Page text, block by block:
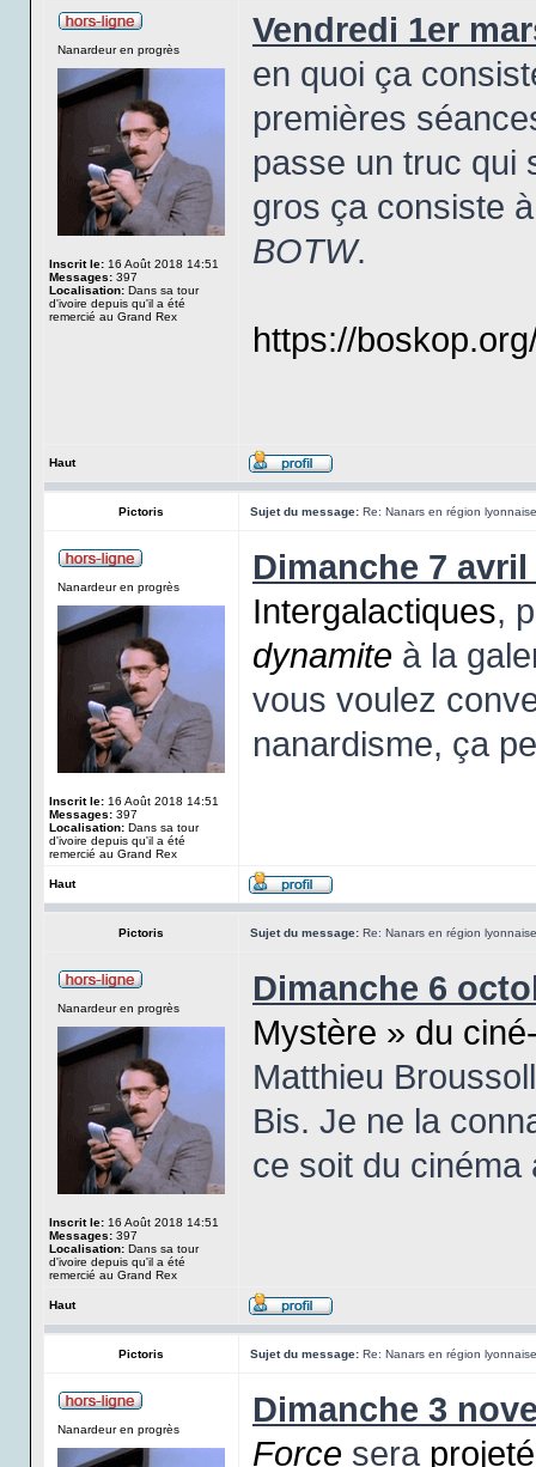
Nanardeur en progrès
Inscrit le: 16 Août 2018 14:51
Messages: 397
Localisation: Dans sa tour
d'ivoire depuis qu'il a été
remercié au Grand Rex
Vendredi 1er
en quoi ça
premières
passe un truc qui
gros ça consiste
BOTW.
https://
Haut
Pictoris Sujet du message: Re: Nanars en région lyonnaise
Nanardeur en progrès
Inscrit le: 16 Août 2018 14:51
Messages: 397
Localisation: Dans sa tour
d'ivoire depuis qu'il a été
remercié au Grand Rex
Dimanche 7 avril
Intergalactiques,
dynamite à la
vous voulez
nanardisme, ça
Haut
Pictoris Sujet du message: Re: Nanars en région lyonnaise
Nanardeur en progrès
Inscrit le: 16 Août 2018 14:51
Messages: 397
Localisation: Dans sa tour
d'ivoire depuis qu'il a été
remercié au Grand Rex
Dimanche 6
Mystère » du
Matthieu
Bis. Je ne la
ce soit du cinéma
Haut
Pictoris Sujet du message: Re: Nanars en région lyonnaise
Nanardeur en progrès
Dimanche 3
Force sera